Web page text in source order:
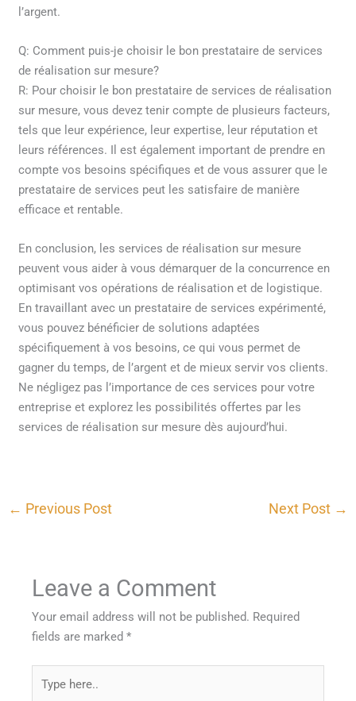
l’argent.
Q: Comment puis-je choisir le bon prestataire de services
de réalisation sur mesure?
R: Pour choisir le bon prestataire de services de réalisation
sur mesure, vous devez tenir compte de plusieurs facteurs,
tels que leur expérience, leur expertise, leur réputation et
leurs références. Il est également important de prendre en
compte vos besoins spécifiques et de vous assurer que le
prestataire de services peut les satisfaire de manière
efficace et rentable.
En conclusion, les services de réalisation sur mesure
peuvent vous aider à vous démarquer de la concurrence en
optimisant vos opérations de réalisation et de logistique.
En travaillant avec un prestataire de services expérimenté,
vous pouvez bénéficier de solutions adaptées
spécifiquement à vos besoins, ce qui vous permet de
gagner du temps, de l’argent et de mieux servir vos clients.
Ne négligez pas l’importance de ces services pour votre
entreprise et explorez les possibilités offertes par les
services de réalisation sur mesure dès aujourd’hui.
← Previous Post Next Post →
Leave a Comment
Your email address will not be published. Required
fields are marked*
here..